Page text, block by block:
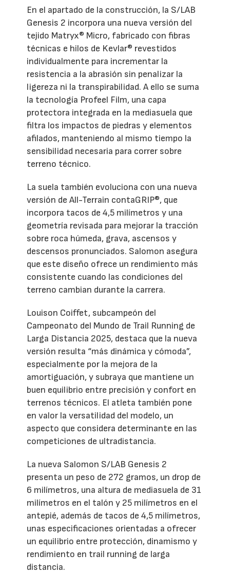
En el apartado de la construcción, la S/LAB
Genesis 2 incorpora una nueva versión del
tejido Matryx® Micro, fabricado con fibras
técnicas e hilos de Kevlar® revestidos
individualmente para incrementar la
resistencia a la abrasión sin penalizar la
ligereza ni la transpirabilidad. A ello se suma
la tecnología Profeel Film, una capa
protectora integrada en la mediasuela que
filtra los impactos de piedras y elementos
afilados, manteniendo al mismo tiempo la
sensibilidad necesaria para correr sobre
terreno técnico.
La suela también evoluciona con una nueva
versión de All-Terrain contaGRIP®, que
incorpora tacos de 4,5 milímetros y una
geometría revisada para mejorar la tracción
sobre roca húmeda, grava, ascensos y
descensos pronunciados. Salomon asegura
que este diseño ofrece un rendimiento más
consistente cuando las condiciones del
terreno cambian durante la carrera.
Louison Coiffet, subcampeón del
Campeonato del Mundo de Trail Running de
Larga Distancia 2025, destaca que la nueva
versión resulta “más dinámica y cómoda”,
especialmente por la mejora de la
amortiguación, y subraya que mantiene un
buen equilibrio entre precisión y confort en
terrenos técnicos. El atleta también pone
en valor la versatilidad del modelo, un
aspecto que considera determinante en las
competiciones de ultradistancia.
La nueva Salomon S/LAB Genesis 2
presenta un peso de 272 gramos, un drop de
6 milímetros, una altura de mediasuela de 31
milímetros en el talón y 25 milímetros en el
antepié, además de tacos de 4,5 milímetros,
unas especificaciones orientadas a ofrecer
un equilibrio entre protección, dinamismo y
rendimiento en trail running de larga
distancia.